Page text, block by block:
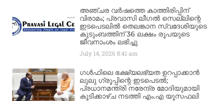
അഞ്ചര വർഷത്തെ കാത്തിരിപ്പിന്
വിരാമം; പ്രവാസി ലീഗൽ സെല്ലിന്റെ
ഇടപെടലിൽ തെലങ്കാന സ്വദേശിയുടെ
കുടുംബത്തിന് 36 ലക്ഷം രൂപയുടെ
ജീവനാംശം ലഭിച്ചു
July 14, 20268:41 am
ഗൾഫിലെ ഭക്ഷ്യലഭ്യത ഉറപ്പാക്കാൻ
ലുലു ഗ്രൂപ്പിന്റെ ഇടപെടൽ;
പ്രധാനമന്ത്രി നരേന്ദ്ര മോദിയുമായി
കൂടിക്കാഴ്ച നടത്തി എം.എ യൂസഫലി